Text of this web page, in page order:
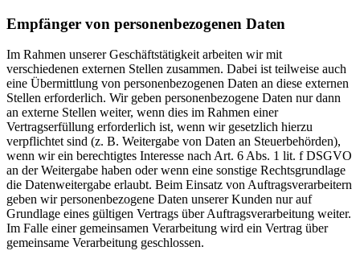
Empfänger von personenbezogenen Daten
Im Rahmen unserer Geschäftstätigkeit arbeiten wir mit
verschiedenen externen Stellen zusammen. Dabei ist teilweise auch
eine Übermittlung von personenbezogenen Daten an diese externen
Stellen erforderlich. Wir geben personenbezogene Daten nur dann
an externe Stellen weiter, wenn dies im Rahmen einer
Vertragserfüllung erforderlich ist, wenn wir gesetzlich hierzu
verpflichtet sind (z. B. Weitergabe von Daten an Steuerbehörden),
wenn wir ein berechtigtes Interesse nach Art. 6 Abs. 1 lit. f DSGVO
an der Weitergabe haben oder wenn eine sonstige Rechtsgrundlage
die Datenweitergabe erlaubt. Beim Einsatz von Auftragsverarbeitern
geben wir personenbezogene Daten unserer Kunden nur auf
Grundlage eines gültigen Vertrags über Auftragsverarbeitung weiter.
Im Falle einer gemeinsamen Verarbeitung wird ein Vertrag über
gemeinsame Verarbeitung geschlossen.